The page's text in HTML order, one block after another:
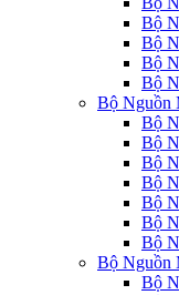
Bộ
Bộ
Bộ
Bộ
Bộ Nguồn
Bộ
Bộ
Bộ
Bộ
Bộ
Bộ
Bộ
Bộ Nguồn
Bộ